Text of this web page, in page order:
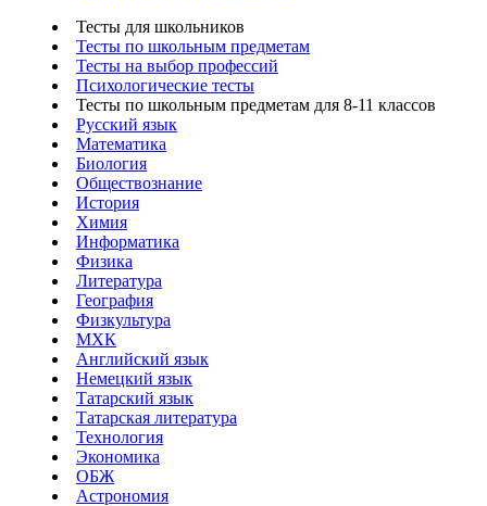
Тесты для школьников
Тесты по школьным предметам
Тесты на выбор профессий
Психологические тесты
Тесты по школьным предметам для 8-11 классов
Русский язык
Математика
Биология
Обществознание
История
Химия
Информатика
Физика
Литература
География
Физкультура
МХК
Английский язык
Немецкий язык
Татарский язык
Татарская литература
Технология
Экономика
ОБЖ
Астрономия